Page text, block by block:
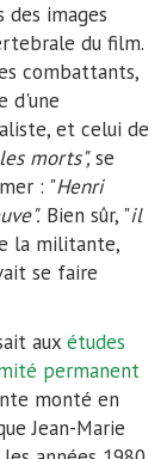
des images
du film.
combattants,
d'une
et celui de
morts",se
: "Henri
Bien sûr, "il
la militante,
se faire
aux études
permanent
monté en
Jean-Marie